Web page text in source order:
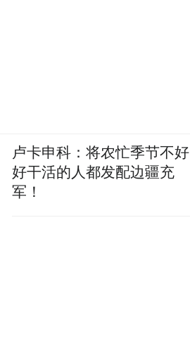
卢卡申科：将农忙季节不好
好干活的人都发配边疆充
军！